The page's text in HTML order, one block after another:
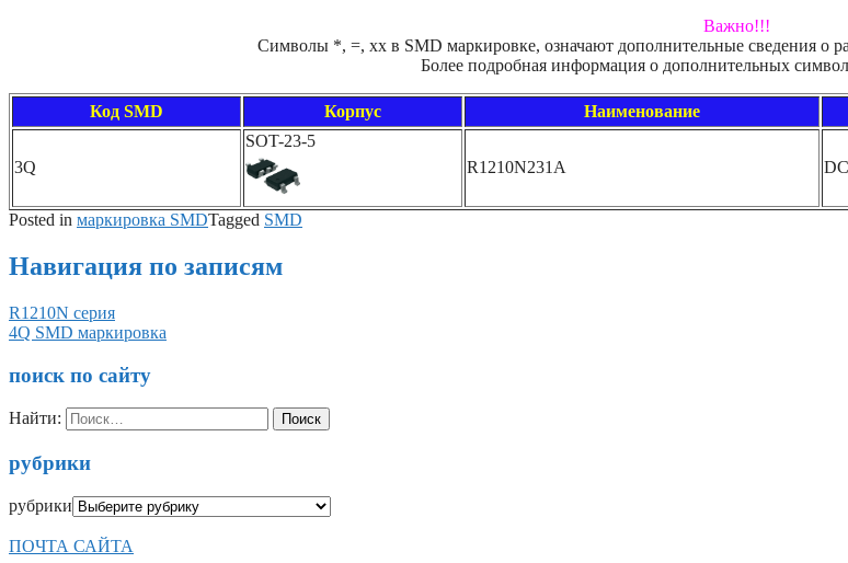
Важно!!!
Символы *, =, xx в SMD маркировке, означают дополнительные сведения о
Более подробная информация о дополнительных
Код SMD Корпус Наименование
3Q
SOT-23-5
R1210N231A
Posted in маркировка SMDTagged SMD
Навигация по записям
R1210N серия
4Q SMD маркировка
поиск по сайту
Найти:
рубрики
рубрики
ПОЧТА САЙТА